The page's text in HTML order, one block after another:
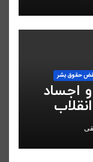
حقوق بشر
اجساد